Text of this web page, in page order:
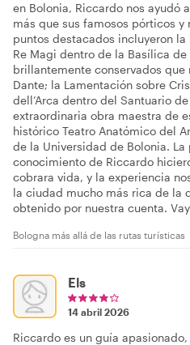
en Bolonia, Riccardo nos ayudó
más que sus famosos pórticos
puntos destacados incluyeron
Re Magi dentro de la Basílica
brillantemente conservados
Dante; la Lamentación sobre
dell’Arca dentro del Santuario
extraordinaria obra maestra de
histórico Teatro Anatómico del
de la Universidad de Bolonia.
conocimiento de Riccardo
cobrara vida, y la experiencia
la ciudad mucho más rica de la
obtenido por nuestra cuenta.
Bologna más allá de las rutas turísticas
Els
14 abril 2026
Riccardo es un guía